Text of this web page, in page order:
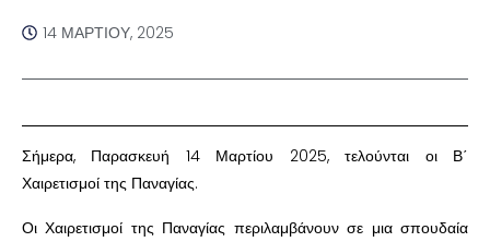
14 ΜΑΡΤΊΟΥ, 2025
Σήμερα, Παρασκευή 14 Μαρτίου 2025, τελούνται οι Β΄
Χαιρετισμοί της Παναγίας.
Οι Χαιρετισμοί της Παναγίας περιλαμβάνουν σε μια σπουδαία